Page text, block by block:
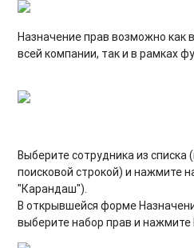
Назначение прав возможно как
всей компании, так и в рамках
Выберите сотрудника из
поисковой строкой) и нажмите
"Карандаш").
В открывшейся форме
выберите набор прав и